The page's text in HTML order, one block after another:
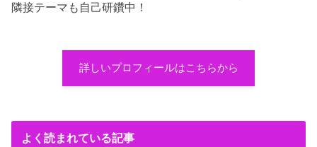
隣接テーマも自己研鑽中！
詳しいプロフィールはこちらから
よく読まれている記事